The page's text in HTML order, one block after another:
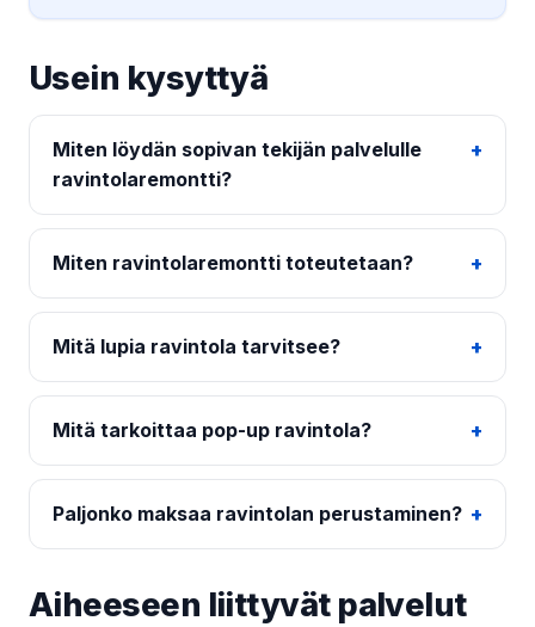
Usein kysyttyä
Miten löydän sopivan tekijän palvelulle
ravintolaremontti?
Miten ravintolaremontti toteutetaan?
Mitä lupia ravintola tarvitsee?
Mitä tarkoittaa pop-up ravintola?
Paljonko maksaa ravintolan perustaminen?
Aiheeseen liittyvät palvelut